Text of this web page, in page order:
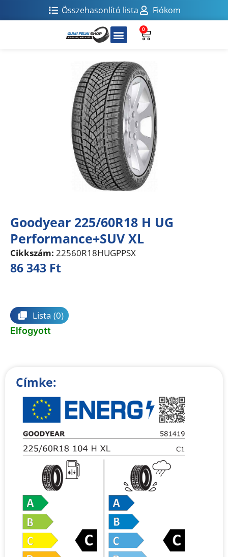
Összehasonlító lista Fiókom
0
Goodyear 225/60R18 H UG
Performance+SUV XL
Cikkszám: 22560R18HUGPPSX
86 343 Ft
Lista (0)
Elfogyott
Címke: